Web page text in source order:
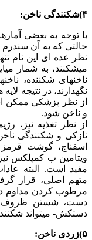
۴)شکنندگی ناخن:
حالتی که به آن سندرم
نظر عده ای این نام
میشکنند، به شمار
ناخنهای شکننده،
نگهدارند، در نتیجه
از نظر پزشکی
و ناخن شود.
از نظر تغذیه نیز،
نازکی و شکنندگی
اسفناج، گوشت
ویتامین ب کمپلکس
مفید است. البته
متهم اصلی، قرار
مرطوب کردن مداوم
دست، شستن ظروف،
دستکش- میتواند
۵)زردی ناخن: